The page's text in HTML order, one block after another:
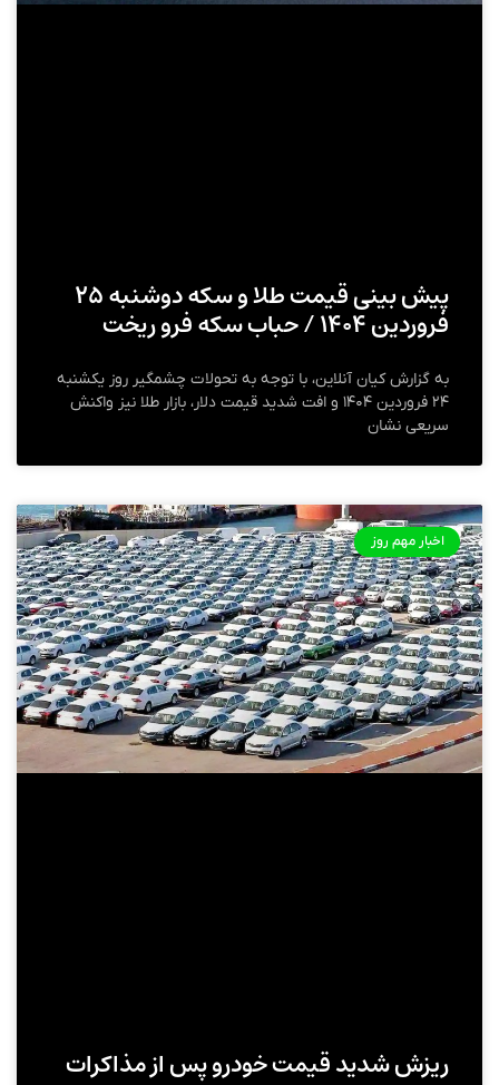
پیش‌ بینی قیمت طلا و سکه دوشنبه ۲۵
فروردین ۱۴۰۴ / حباب سکه فرو ریخت
به گزارش کیان آنلاین، با توجه به تحولات چشمگیر روز یکشنبه
۲۴ فروردین ۱۴۰۴ و افت شدید قیمت دلار، بازار طلا نیز واکنش
سریعی نشان
اخبار مهم روز
ریزش شدید قیمت خودرو پس از مذاکرات